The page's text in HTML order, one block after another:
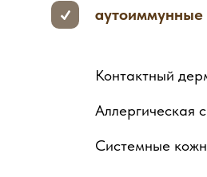
аутоиммунные
Контактный
Аллергическая
Системные